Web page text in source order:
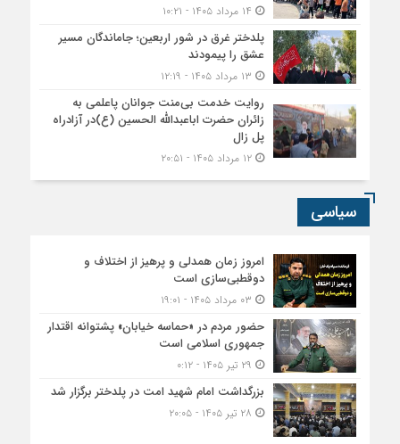
پلدختر غرق در شور اربعین؛ جاماندگان مسیر
عشق را پیمودند
روایت خدمت بی‌منت جوانان پاعلمی به
زائران حضرت اباعبدالله الحسین (ع)در آزادراه
پل زال
۱۲ مرداد ۱۴۰۵ - ۲۰:۵۱
سیاسی
امروز زمان همدلی و پرهیز از اختلاف و
دوقطبی‌سازی است
حضور مردم در «حماسه خیابان» پشتوانه اقتدار
جمهوری اسلامی است
بزرگداشت امام شهید امت در پلدختر برگزار شد